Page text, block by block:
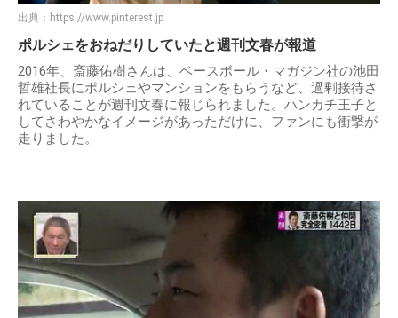
出典： https://www.pinterest.jp
ポルシェをおねだりしていたと週刊文春が報道
2016年、斎藤佑樹さんは、ベースボール・マガジン社の池田
哲雄社長にポルシェやマンションをもらうなど、過剰接待さ
れていることが週刊文春に報じられました。ハンカチ王子と
してさわやかなイメージがあっただけに、ファンにも衝撃が
走りました。